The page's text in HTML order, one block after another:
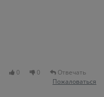
0 0
Отвечать
Пожаловаться